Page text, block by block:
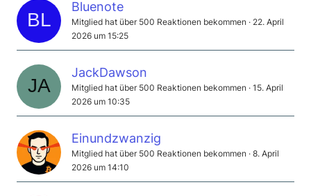
Bluenote
Mitglied hat über 500 Reaktionen bekommen
22. April
2026 um 15:25
JackDawson
Mitglied hat über 500 Reaktionen bekommen
15. April
2026 um 10:35
Einundzwanzig
Mitglied hat über 500 Reaktionen bekommen
8. April
2026 um 14:10